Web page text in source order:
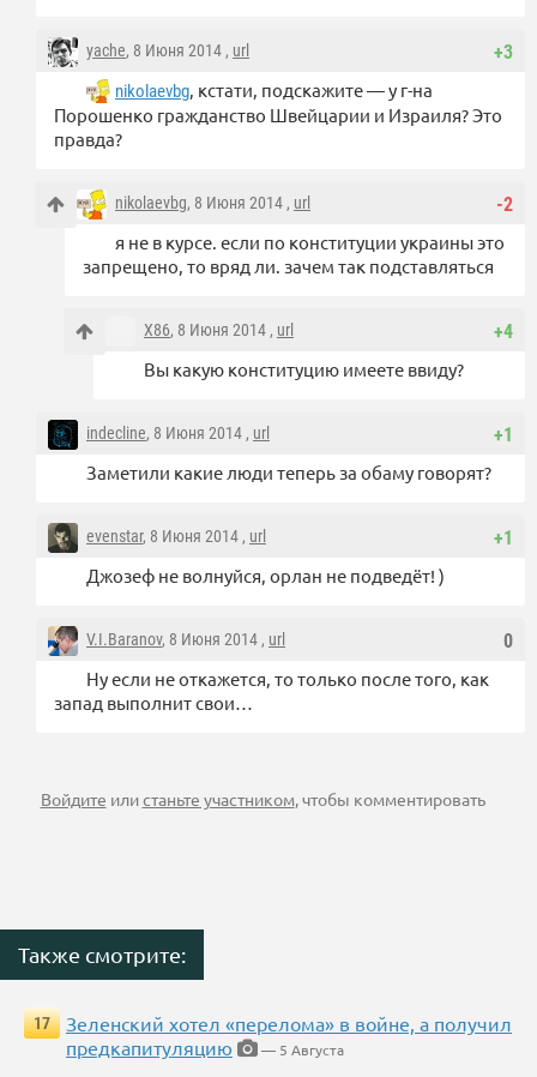
+3
yache, 8 Июня 2014 , url
nikolaevbg, кстати, подскажите — у г-на
Порошенко гражданство Швейцарии и Израиля? Это
правда?
-2
nikolaevbg, 8 Июня 2014 , url
я не в курсе. если по конституции украины это
запрещено, то вряд ли. зачем так подставляться
+4
X86, 8 Июня 2014 , url
Вы какую конституцию имеете ввиду?
+1
indecline, 8 Июня 2014 , url
Заметили какие люди теперь за обаму говорят?
+1
evenstar, 8 Июня 2014 , url
Джозеф не волнуйся, орлан не подведёт! )
0
V.I.Baranov, 8 Июня 2014 , url
Ну если не откажется, то только после того, как
запад выполнит свои…
Войдите илистаньте участником, чтобы комментировать
Также смотрите:
17
Зеленский хотел «перелома» в войне, а получил
предкапитуляцию
— 5 Августа